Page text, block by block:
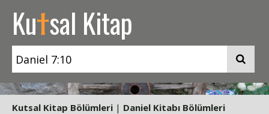
Kutsal Kitap
Kutsal Kitap Bölümleri | Daniel Kitabı Bölümleri